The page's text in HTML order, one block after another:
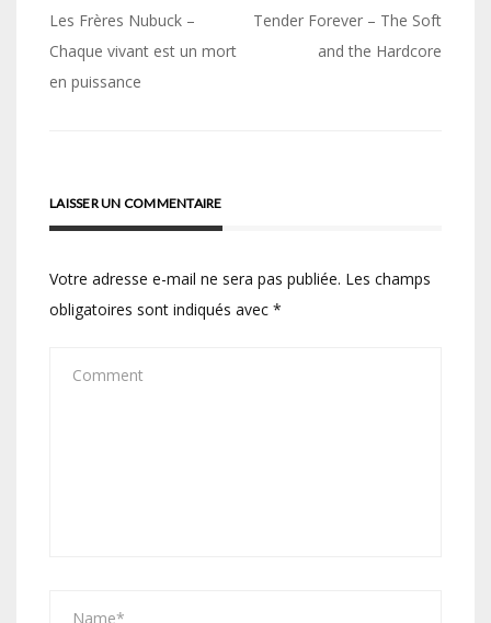
Navigation
de
l’article
Les Frères Nubuck –
Chaque vivant est un mort
en puissance
Tender Forever – The Soft
and the Hardcore
LAISSER UN COMMENTAIRE
Votre adresse e-mail ne sera pas publiée. Les champs
obligatoires sont indiqués avec *